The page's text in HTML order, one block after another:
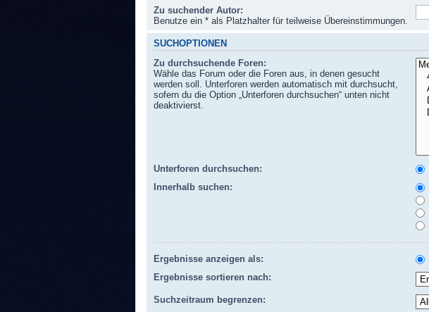
Zu suchender Autor:
Benutze ein * als Platzhalter für teilweise Übereinstimmungen.
SUCHOPTIONEN
Zu durchsuchende Foren:
Wähle das Forum oder die Foren aus, in denen gesucht
werden soll. Unterforen werden automatisch mit durchsucht,
sofern du die Option „Unterforen durchsuchen“ unten nicht
deaktivierst.
Unterforen durchsuchen:
Innerhalb suchen:
Ergebnisse anzeigen als:
Ergebnisse sortieren nach:
Suchzeitraum begrenzen: